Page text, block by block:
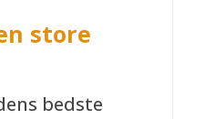
store
bedste